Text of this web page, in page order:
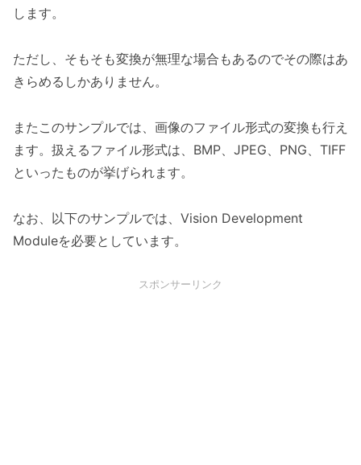
します。
ただし、そもそも変換が無理な場合もあるのでその際はあ
きらめるしかありません。
またこのサンプルでは、画像のファイル形式の変換も行え
ます。扱えるファイル形式は、BMP、JPEG、PNG、TIFF
といったものが挙げられます。
なお、以下のサンプルでは、Vision Development
Moduleを必要としています。
スポンサーリンク